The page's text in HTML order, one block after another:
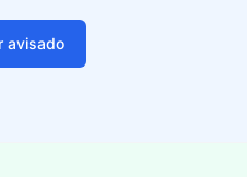
avisado